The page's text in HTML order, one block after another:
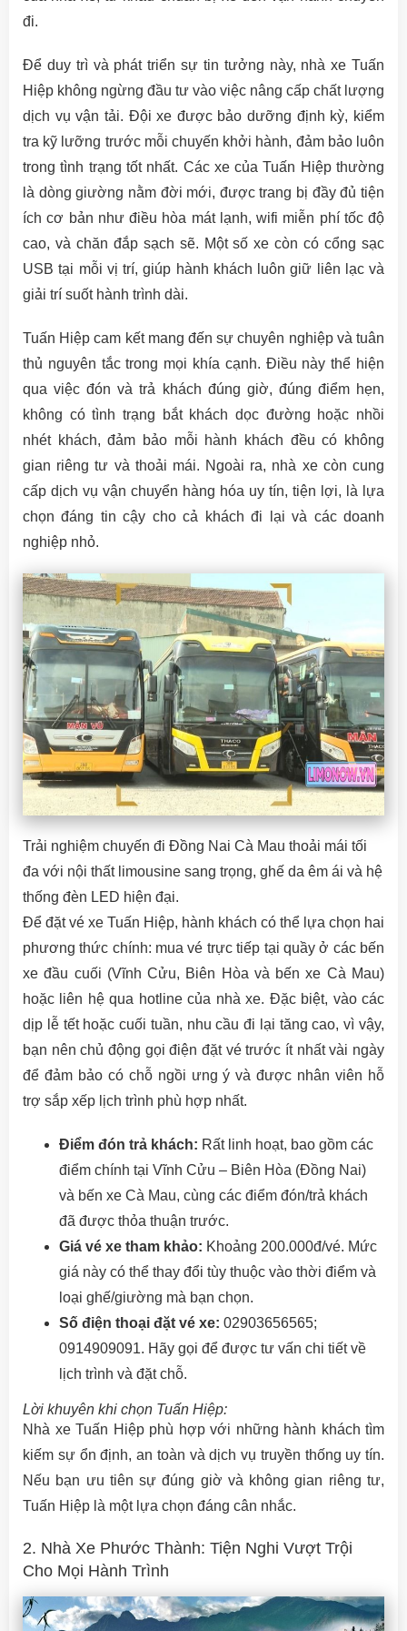
đi.
Để duy trì và phát triển sự tin tưởng này, nhà xe Tuấn
Hiệp không ngừng đầu tư vào việc nâng cấp chất lượng
dịch vụ vận tải. Đội xe được bảo dưỡng định kỳ, kiểm
tra kỹ lưỡng trước mỗi chuyến khởi hành, đảm bảo luôn
trong tình trạng tốt nhất. Các xe của Tuấn Hiệp thường
là dòng giường nằm đời mới, được trang bị đầy đủ tiện
ích cơ bản như điều hòa mát lạnh, wifi miễn phí tốc độ
cao, và chăn đắp sạch sẽ. Một số xe còn có cổng sạc
USB tại mỗi vị trí, giúp hành khách luôn giữ liên lạc và
giải trí suốt hành trình dài.
Tuấn Hiệp cam kết mang đến sự chuyên nghiệp và tuân
thủ nguyên tắc trong mọi khía cạnh. Điều này thể hiện
qua việc đón và trả khách đúng giờ, đúng điểm hẹn,
không có tình trạng bắt khách dọc đường hoặc nhồi
nhét khách, đảm bảo mỗi hành khách đều có không
gian riêng tư và thoải mái. Ngoài ra, nhà xe còn cung
cấp dịch vụ vận chuyển hàng hóa uy tín, tiện lợi, là lựa
chọn đáng tin cậy cho cả khách đi lại và các doanh
nghiệp nhỏ.
Trải nghiệm chuyến đi Đồng Nai Cà Mau thoải mái tối
đa với nội thất limousine sang trọng, ghế da êm ái và hệ
thống đèn LED hiện đại.
Để đặt vé xe Tuấn Hiệp, hành khách có thể lựa chọn hai
phương thức chính: mua vé trực tiếp tại quầy ở các bến
xe đầu cuối (Vĩnh Cửu, Biên Hòa và bến xe Cà Mau)
hoặc liên hệ qua hotline của nhà xe. Đặc biệt, vào các
dịp lễ tết hoặc cuối tuần, nhu cầu đi lại tăng cao, vì vậy,
bạn nên chủ động gọi điện đặt vé trước ít nhất vài ngày
để đảm bảo có chỗ ngồi ưng ý và được nhân viên hỗ
trợ sắp xếp lịch trình phù hợp nhất.
Điểm đón trả khách: Rất linh hoạt, bao gồm các
điểm chính tại Vĩnh Cửu – Biên Hòa (Đồng Nai)
và bến xe Cà Mau, cùng các điểm đón/trả khách
đã được thỏa thuận trước.
Giá vé xe tham khảo: Khoảng 200.000đ/vé. Mức
giá này có thể thay đổi tùy thuộc vào thời điểm và
loại ghế/giường mà bạn chọn.
Số điện thoại đặt vé xe: 02903656565;
0914909091. Hãy gọi để được tư vấn chi tiết về
lịch trình và đặt chỗ.
Lời khuyên khi chọn Tuấn Hiệp:
Nhà xe Tuấn Hiệp phù hợp với những hành khách tìm
kiếm sự ổn định, an toàn và dịch vụ truyền thống uy tín.
Nếu bạn ưu tiên sự đúng giờ và không gian riêng tư,
Tuấn Hiệp là một lựa chọn đáng cân nhắc.
2. Nhà Xe Phước Thành: Tiện Nghi Vượt Trội
Cho Mọi Hành Trình